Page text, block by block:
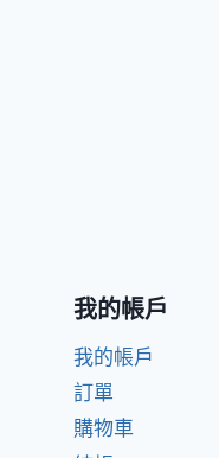
我的帳戶
我的帳戶
訂單
購物車